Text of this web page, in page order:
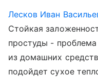
Лесков Иван
Стойкая
простуды -
из домашних
подойдет сухое